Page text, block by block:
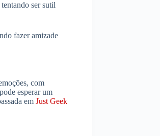
ser sutil
fazer amizade
com
esperar um
em Just Geek